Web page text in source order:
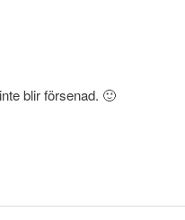
blir försenad. 🙂